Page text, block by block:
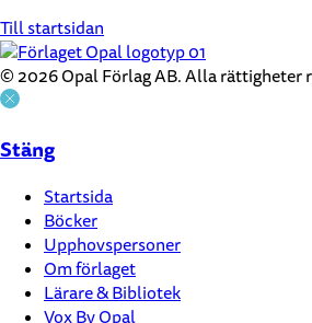
Till startsidan
© 2026 Opal Förlag AB. Alla rättigheter
Stäng
Startsida
Böcker
Upphovspersoner
Om förlaget
Lärare & Bibliotek
Vox By Opal